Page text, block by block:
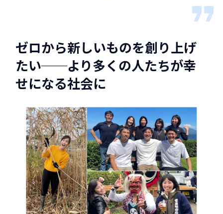
ゼロから新しいものを創り上げ
たい──より多くの人たちが幸
せになる社会に